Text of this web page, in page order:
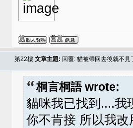
第22樓 文章主題: 回覆: 貓被帶回去後就不
桐言桐語 wrote:
貓咪我已找到....我
你不肯接 所以我